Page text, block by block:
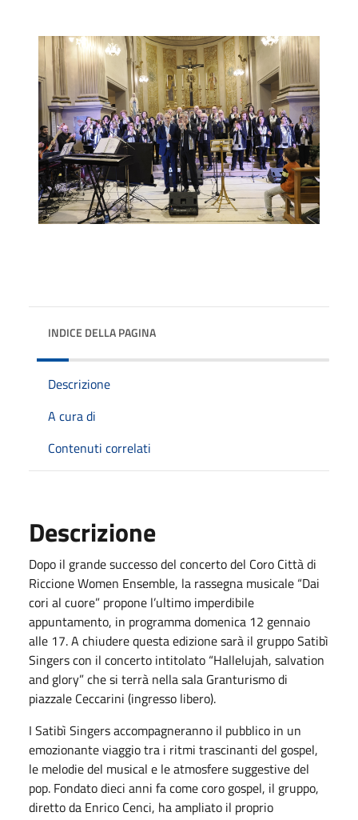
INDICE DELLA PAGINA
Descrizione
A cura di
Contenuti correlati
Descrizione
Dopo il grande successo del concerto del Coro Città di
Riccione Women Ensemble, la rassegna musicale “Dai
cori al cuore” propone l’ultimo imperdibile
appuntamento, in programma domenica 12 gennaio
alle 17. A chiudere questa edizione sarà il gruppo Satibì
Singers con il concerto intitolato “Hallelujah, salvation
and glory” che si terrà nella sala Granturismo di
piazzale Ceccarini (ingresso libero).
I Satibì Singers accompagneranno il pubblico in un
emozionante viaggio tra i ritmi trascinanti del gospel,
le melodie del musical e le atmosfere suggestive del
pop. Fondato dieci anni fa come coro gospel, il gruppo,
diretto da Enrico Cenci, ha ampliato il proprio